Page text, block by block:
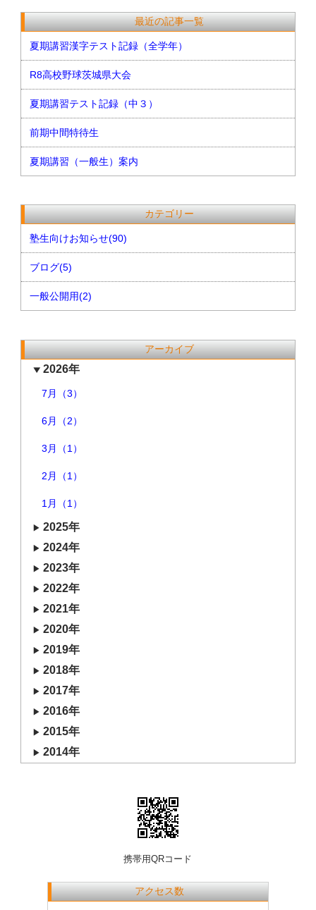
最近の記事一覧
夏期講習漢字テスト記録（全学年）
R8高校野球茨城県大会
夏期講習テスト記録（中３）
前期中間特待生
夏期講習（一般生）案内
カテゴリー
塾生向けお知らせ(90)
ブログ(5)
一般公開用(2)
アーカイブ
2026年
7月（3）
6月（2）
3月（1）
2月（1）
1月（1）
2025年
2024年
2023年
2022年
2021年
2020年
2019年
2018年
2017年
2016年
2015年
2014年
携帯用QRコード
アクセス数